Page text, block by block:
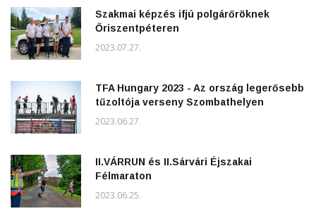
Szakmai képzés ifjú polgárőröknek
Őriszentpéteren
2023.07.27.
TFA Hungary 2023 - Az ország legerősebb
tűzoltója verseny Szombathelyen
2023.06.27.
II.VÁRRUN és II.Sárvári Éjszakai
Félmaraton
2023.06.25.